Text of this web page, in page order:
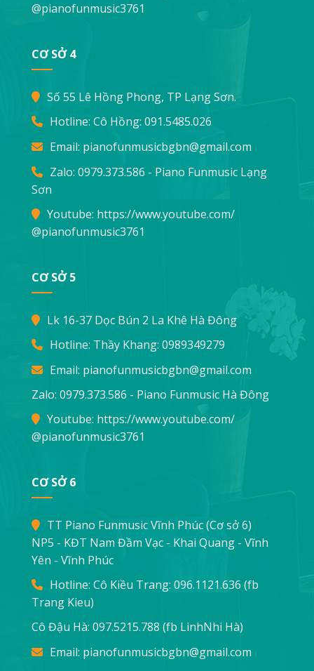
@pianofunmusic3761
CƠ SỞ 4
Số 55 Lê Hồng Phong, TP Lạng Sơn.
Hotline: Cô Hồng: 091.5485.026
Email: pianofunmusicbgbn@gmail.com
Zalo: 0979.373.586 - Piano Funmusic Lạng
Sơn
Youtube: https://www.youtube.com/
@pianofunmusic3761
CƠ SỞ 5
Lk 16-37 Dọc Bún 2 La Khê Hà Đông
Hotline: Thầy Khang: 0989349279
Email: pianofunmusicbgbn@gmail.com
Zalo: 0979.373.586 - Piano Funmusic Hà Đông
Youtube: https://www.youtube.com/
@pianofunmusic3761
CƠ SỞ 6
TT Piano Funmusic Vĩnh Phúc (Cơ sở 6)
NP5 - KĐT Nam Đầm Vạc - Khai Quang - Vĩnh
Yên - Vĩnh Phúc
Hotline: Cô Kiều Trang: 096.1121.636 (fb
Trang Kieu)
Cô Đậu Hà: 097.5215.788 (fb LinhNhi Hà)
Email: pianofunmusicbgbn@gmail.com